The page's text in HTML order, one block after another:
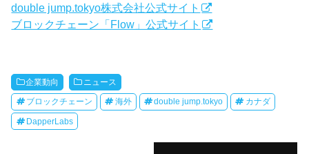
double jump.tokyo株式会社公式サイト
ブロックチェーン「Flow」公式サイト
企業動向 ニュース
ブロックチェーン 海外 double jump.tokyo カナダ
DapperLabs